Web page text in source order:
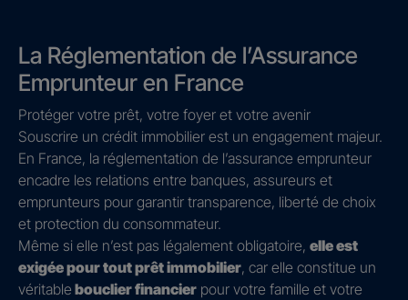
La Réglementation de l’Assurance
Emprunteur en France
Protéger votre prêt, votre foyer et votre avenir
Souscrire un crédit immobilier est un engagement majeur.
En France, la réglementation de l’assurance emprunteur
encadre les relations entre banques, assureurs et
emprunteurs pour garantir transparence, liberté de choix
et protection du consommateur.
Même si elle n’est pas légalement obligatoire, elle est
exigée pour tout prêt immobilier, car elle constitue un
véritable bouclier financier pour votre famille et votre